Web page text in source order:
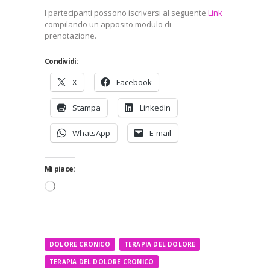
I partecipanti possono iscriversi al seguente Link
compilando un apposito modulo di
prenotazione.
Condividi:
X Facebook
Stampa LinkedIn
WhatsApp E-mail
Mi piace:
DOLORE CRONICO TERAPIA DEL DOLORE
TERAPIA DEL DOLORE CRONICO